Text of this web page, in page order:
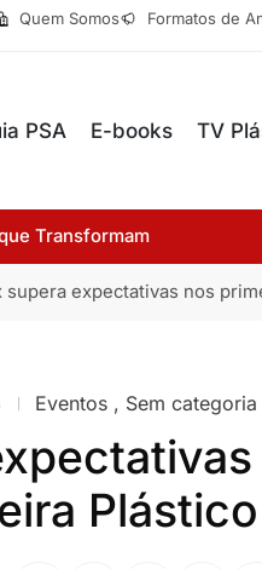
Quem Somos Formatos de
PSA E-books TV
Transformam
supera expectativas nos
Eventos , Sem categoria